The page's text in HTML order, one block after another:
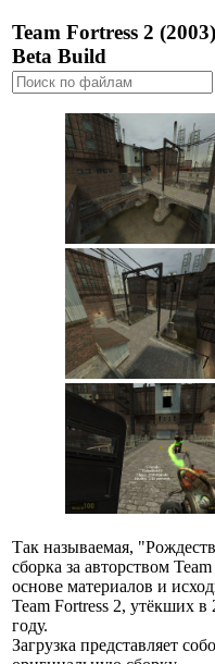
Team Fortress 2
Beta Build
Так называемая,
сборка за авторством
основе материалов и
Team Fortress 2, утёкших в
году.
Загрузка представляет